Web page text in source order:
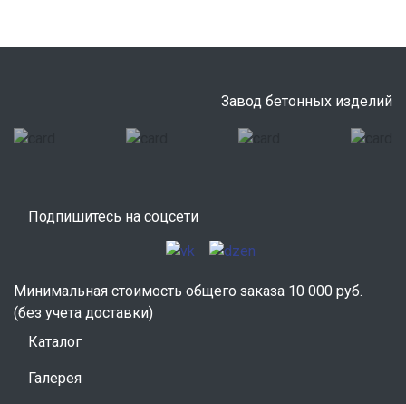
Завод бетонных изделий
Подпишитесь на соцсети
Минимальная стоимость общего заказа 10 000 руб.
(без учета доставки)
Каталог
Галерея